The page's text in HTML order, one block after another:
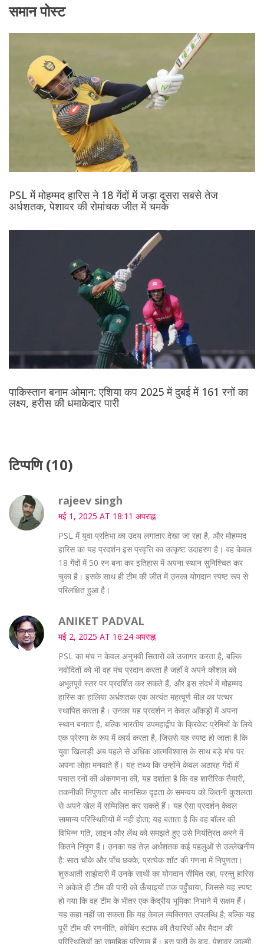
समान पोस्ट
PSL में मोहम्मद हारिस ने 18 गेंदों में जड़ा दूसरा सबसे तेज
अर्धशतक, पेशावर की रोमांचक जीत में चमके
पाकिस्तान बनाम ओमान: एशिया कप 2025 में दुबई में 161 रनों का
लक्ष्य, हरीस की धमाकेदार पारी
टिप्पणि (10)
rajeev singh
मई 1, 2025 AT 18:11 अपराह्न
PSL में युवा प्रतिभा का उदय लगातार देखा जा रहा है, और मोहम्मद
हारिस का यह प्रदर्शन इस प्रवृत्ति का उत्कृष्ट उदाहरण है। वह केवल
18 गेंदों में 50 रन बना कर इतिहास में अपना स्थान सुनिश्चित कर
चुका है। इसके साथ ही टीम की जीत में उनका योगदान स्पष्ट रूप से
परिलक्षित हुआ है।
ANIKET PADVAL
मई 2, 2025 AT 16:24 अपराह्न
PSL का मंच न केवल अनुभवी सितारों को उजागर करता है, बल्कि
नवोदितों को भी वह मंच प्रदान करता है जहाँ वे अपने कौशल को
अभूतपूर्व स्तर पर प्रदर्शित कर सकते हैं, और इस संदर्भ में मोहम्मद
हारिस का हालिया अर्धशतक एक अत्यंत महत्वूर्ण मील का पत्थर
स्थापित करता है। उनका यह प्रदर्शन न केवल आँकड़ों में अपना
स्थान बनाता है, बल्कि भारतीय उपमहाद्वीप के क्रिकेट प्रेमियों के लिये
एक प्रेरणा के रूप में कार्य करता है, जिससे यह स्पष्ट हो जाता है कि
युवा खिलाड़ी अब पहले से अधिक आत्मविश्वास के साथ बड़े मंच पर
अपना लोहा मनवाते हैं। यह तथ्य कि उन्होंने केवल अठारह गेंदों में
पचास रनों की अंकगणना की, यह दर्शाता है कि वह शारीरिक तैयारी,
तकनीकी निपुणता और मानसिक दृढ़ता के समन्वय को कितनी कुशलता
से अपने खेल में सम्मिलित कर सकते हैं। यह ऐसा प्रदर्शन केवल
सामान्य परिस्थितियों में नहीं होता; यह बताता है कि वह बॉलर की
विभिन्न गति, लाइन और लेंथ को समझते हुए उसे नियंत्रित करने में
कितने निपुण हैं। उनका यह तेज़ अर्धशतक कई पहलुओं से उल्लेखनीय
है: सात चौके और पाँच छक्के, प्रत्येक शॉट की गणना में निपुणता।
शुरुआती साझेदारी में उनके साथी का योगदान सीमित रहा, परन्तु हारिस
ने अकेले ही टीम की पारी को ऊँचाइयों तक पहुँचाया, जिससे यह स्पष्ट
हो गया कि वह टीम के भीतर एक केंद्रीय भूमिका निभाने में सक्षम हैं।
यह कहा नहीं जा सकता कि यह केवल व्यक्तिगत उपलब्धि है; बल्कि यह
पूरी टीम की रणनीति, कोचिंग स्टाफ की तैयारियों और मैदान की
परिस्थितियों का सामूहिक परिणाम है। इस पारी के बाद, पेशावर जाल्मी